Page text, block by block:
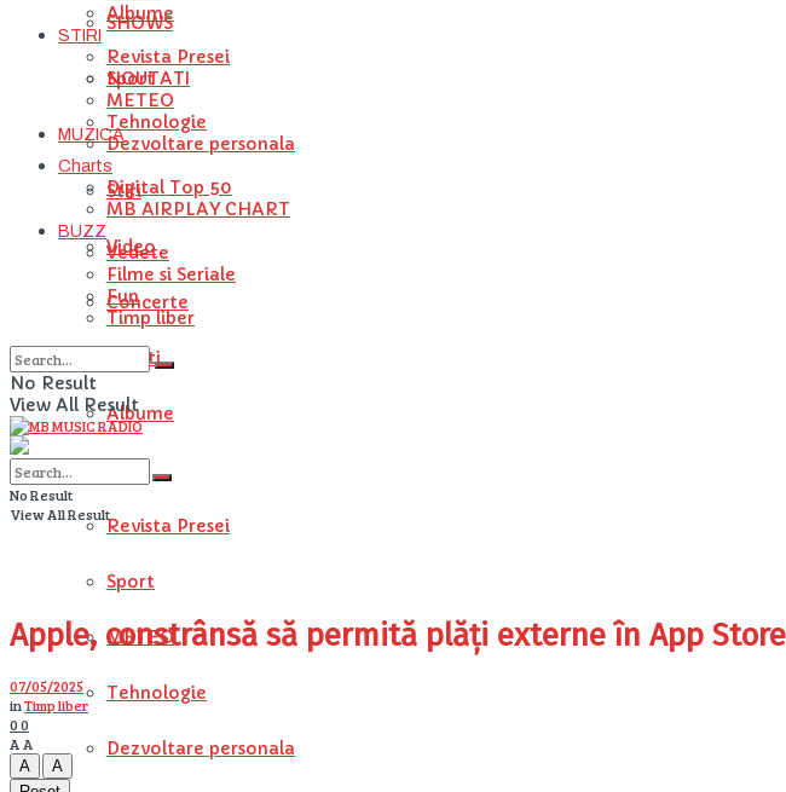
SHOWS
NOUTATI
MUZICA
Stiri
Video
Concerte
Artisti
Albume
STIRI
Revista Presei
Sport
METEO
Tehnologie
Dezvoltare personala
Albume
STIRI
Revista Presei
Sport
METEO
Tehnologie
Dezvoltare personala
Charts
Digital Top 50
MB AIRPLAY CHART
BUZZ
Vedete
Filme si Seriale
Fun
Timp liber
No Result
View All Result
No Result
View All Result
Apple, constrânsă să permită plăți externe în App
07/05/2025
inTimp liber
00
A A
A
A